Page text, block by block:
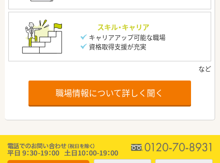
スキル・キャリア
キャリアアップ可能な職場
資格取得支援が充実
職場情報について詳しく聞く